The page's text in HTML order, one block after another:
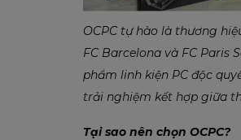
OCPC tự hào là thương
FC Barcelona và FC Paris
phẩm linh kiện PC độc
trải nghiệm kết hợp giữa
Tại sao nên chọn OCPC?